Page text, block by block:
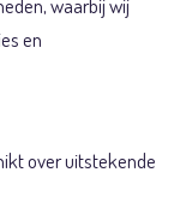
waarbij wij
en
over uitstekende